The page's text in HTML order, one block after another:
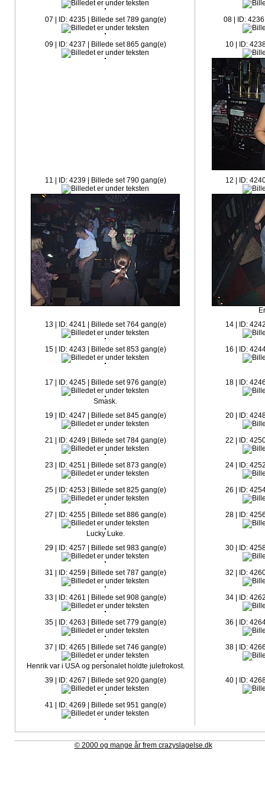
07 | ID: 4235 | Billede set 789 gang(e) 08 | ID:
09 | ID: 4237 | Billede set 865 gang(e) 10 | ID:
11 | ID: 4239 | Billede set 790 gang(e) 12 | ID:
13 | ID: 4241 | Billede set 764 gang(e)
14 | ID:
15 | ID: 4243 | Billede set 853 gang(e) 16 | ID:
17 | ID: 4245 | Billede set 976 gang(e)
Smask.
18 | ID:
19 | ID: 4247 | Billede set 845 gang(e) 20 | ID:
21 | ID: 4249 | Billede set 784 gang(e) 22 | ID:
23 | ID: 4251 | Billede set 873 gang(e) 24 | ID:
25 | ID: 4253 | Billede set 825 gang(e) 26 | ID:
27 | ID: 4255 | Billede set 886 gang(e)
Lucky Luke.
28 | ID:
29 | ID: 4257 | Billede set 983 gang(e) 30 | ID:
31 | ID: 4259 | Billede set 787 gang(e) 32 | ID:
33 | ID: 4261 | Billede set 908 gang(e) 34 | ID:
35 | ID: 4263 | Billede set 779 gang(e) 36 | ID:
37 | ID: 4265 | Billede set 746 gang(e)
Henrik var i USA og personalet holdte julefrokost.
38 | ID:
39 | ID: 4267 | Billede set 920 gang(e) 40 | ID:
41 | ID: 4269 | Billede set 951 gang(e)
© 2000 og mange år frem crazyslagelse.dk